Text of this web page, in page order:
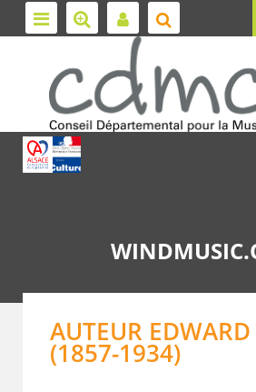
AUTEUR
(1857-1934)